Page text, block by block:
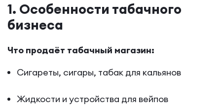
1. Особенности табачного
бизнеса
Что продаёт табачный магазин:
Сигареты, сигары, табак для кальянов
Жидкости и устройства для вейпов